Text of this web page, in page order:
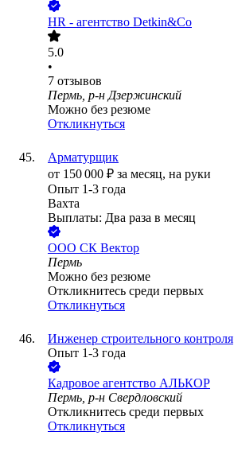
HR - агентство Detkin&Co
5.0
•
7 отзывов
Пермь, р-н Дзержинский
Можно без резюме
Откликнуться
Арматурщик
от 150 000 ₽ за месяц, на руки
Опыт 1-3 года
Вахта
Выплаты: Два раза в месяц
ООО СК Вектор
Пермь
Можно без резюме
Откликнитесь среди первых
Откликнуться
Инженер строительного контроля
Опыт 1-3 года
Кадровое агентство АЛЬКОР
Пермь, р-н Свердловский
Откликнитесь среди первых
Откликнуться